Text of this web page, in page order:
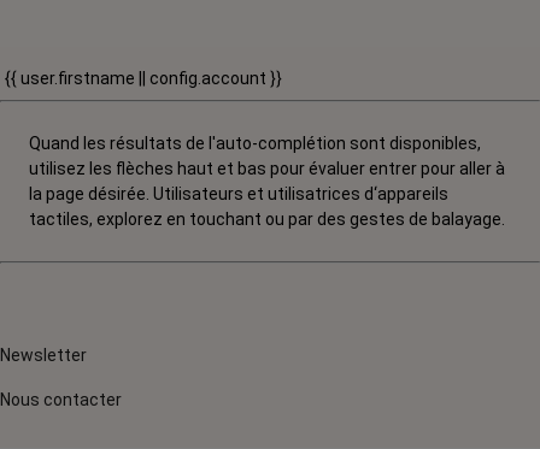
{{ user.firstname || config.account }}
Quand les résultats de l'auto-complétion sont disponibles,
utilisez les flèches haut et bas pour évaluer entrer pour aller à
la page désirée. Utilisateurs et utilisatrices d‘appareils
tactiles, explorez en touchant ou par des gestes de balayage.
Newsletter
Nous contacter